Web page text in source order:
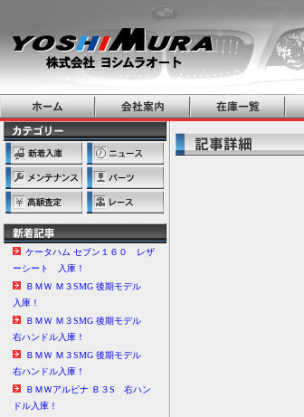
ケータハム セブン１６０ レザ
ーシート 入庫！
ＢＭＷ Ｍ３SMG 後期モデル
入庫！
ＢＭＷ Ｍ３SMG 後期モデル
右ハンドル入庫！
ＢＭＷ Ｍ３SMG 後期モデル
右ハンドル入庫！
ＢＭＷアルピナ Ｂ３S 右ハン
ドル入庫！